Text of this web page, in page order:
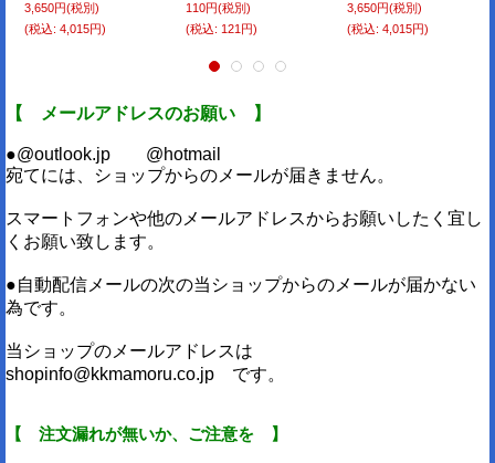
3,650円(税別)
(税込: 4,015円)
110円(税別)
(税込: 121円)
3,650円(税別)
(税込: 4,015円)
【 メールアドレスのお願い 】
●@outlook.jp @hotmail
宛てには、ショップからのメールが届きません。
スマートフォンや他のメールアドレスからお願いしたく宜し
くお願い致します。
●自動配信メールの次の当ショップからのメールが届かない
為です。
当ショップのメールアドレスは
shopinfo@kkmamoru.co.jp です。
【 注文漏れが無いか、ご注意を 】